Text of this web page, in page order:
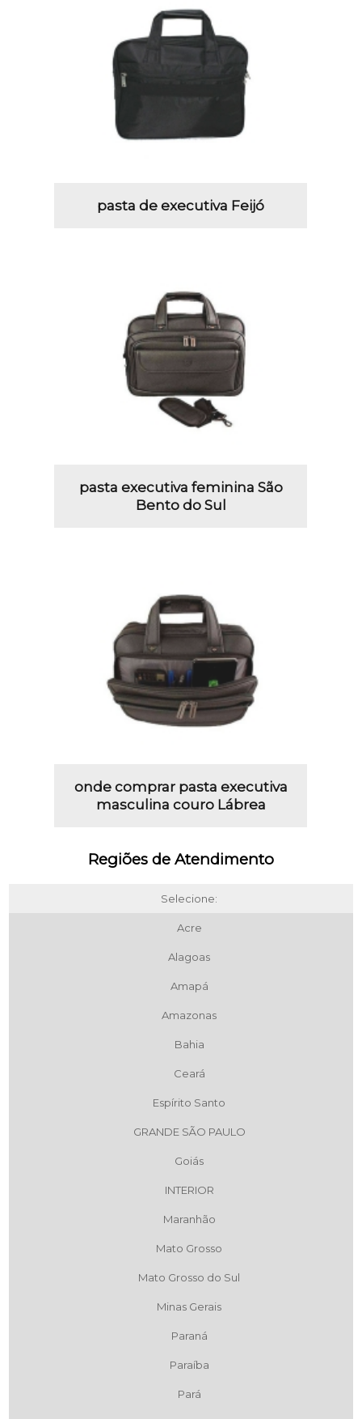
pasta de executiva Feijó
pasta executiva feminina São
Bento do Sul
onde comprar pasta executiva
masculina couro Lábrea
Regiões de Atendimento
Selecione:
Acre
Alagoas
Amapá
Amazonas
Bahia
Ceará
Espírito Santo
GRANDE SÃO PAULO
Goiás
INTERIOR
Maranhão
Mato Grosso
Mato Grosso do Sul
Minas Gerais
Paraná
Paraíba
Pará